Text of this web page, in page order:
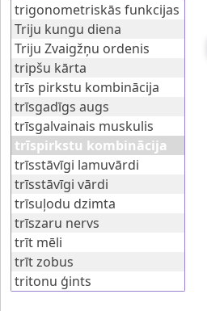
trigonometriskās funkcijas
Triju kungu diena
Triju Zvaigžņu ordenis
tripšu kārta
trīs pirkstu kombinācija
trīsgadīgs augs
trīsgalvainais muskulis
trīspirkstu kombinācija
trīsstāvīgi lamuvārdi
trīsstāvīgi vārdi
trīsuļodu dzimta
trīszaru nervs
trīt mēli
trīt zobus
tritonu ģints